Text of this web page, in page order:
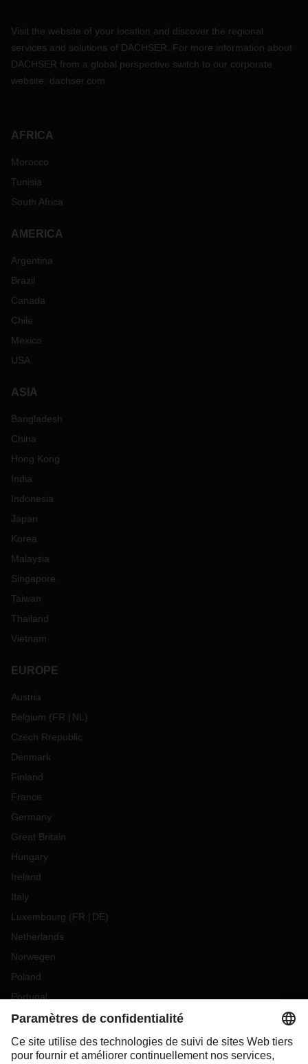
Visit the website of your location and discover the regional
services and solutions of DACHSER. For more information about
DACHSER from a global perspective switch to our corporate
website: dachser.com
AFRICA
Morocco
Tunisia
South Africa
AMERICA
Argentina
Brazil
Canada
Chile
Mexico
USA
ASIA
Bangladesh
China
Hong Kong
India
Indonesia
Japan
Korea
Malaysia
Singapore
Taiwan
Thailand
Vietnam
EUROPE
Austria
Belgium (FR NL )
Czech Rrepublic
Denmark
Finland
France
Germany
Great Britain
Hungary
Ireland
Italy
Luxembourg (FR DE)
Netherlands
Norwegen
Poland
Portugal
Romania
Slovakia
Spain